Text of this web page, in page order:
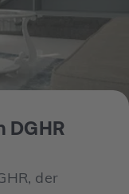
DGHR
der